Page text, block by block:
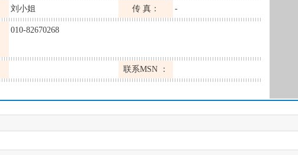
刘小姐 传 真： -
010-82670268
联系MSN ：